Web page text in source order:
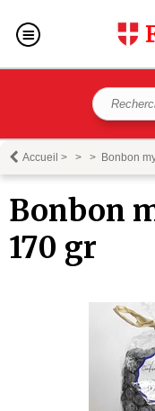
Accueil > > > Bonbon
Bonbon
170 gr